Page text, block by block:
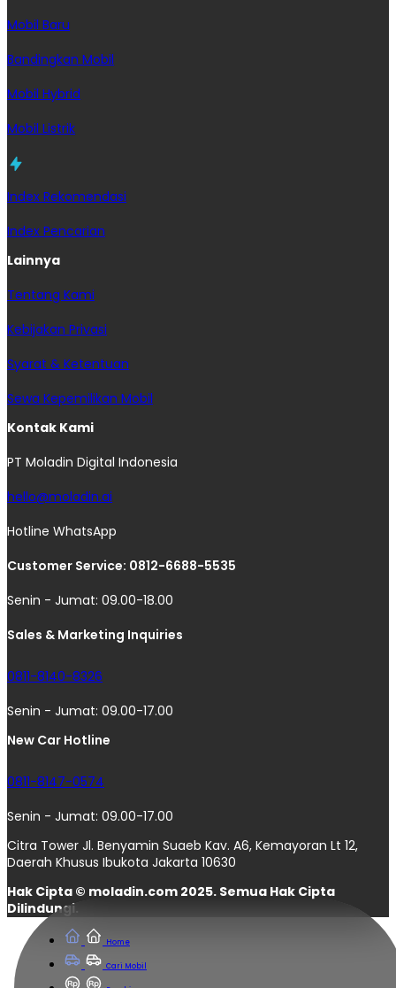
Home
Cari Mobil
Mobil Baru
Bandingkan Mobil
Mobil Hybrid
Mobil Listrik
Index Rekomendasi
Index Pencarian
Lainnya
Tentang Kami
Kebijakan Privasi
Syarat & Ketentuan
Sewa Kepemilikan Mobil
Kontak Kami
PT Moladin Digital Indonesia
hello@moladin.ai
Hotline WhatsApp
Customer Service: 0812-6688-5535
Senin - Jumat: 09.00-18.00
Sales & Marketing Inquiries
0811-8140-8326
Senin - Jumat: 09.00-17.00
New Car Hotline
0811-8147-0574
Senin - Jumat: 09.00-17.00
Citra Tower Jl. Benyamin Suaeb Kav. A6, Kemayoran Lt 12,
Daerah Khusus Ibukota Jakarta 10630
Hak Cipta © moladin.com 2025. Semua Hak Cipta
Dilindungi.